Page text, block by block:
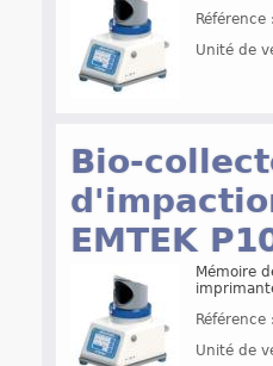
Unité de
Bio-
EMTEK
Mémoire
Unité de